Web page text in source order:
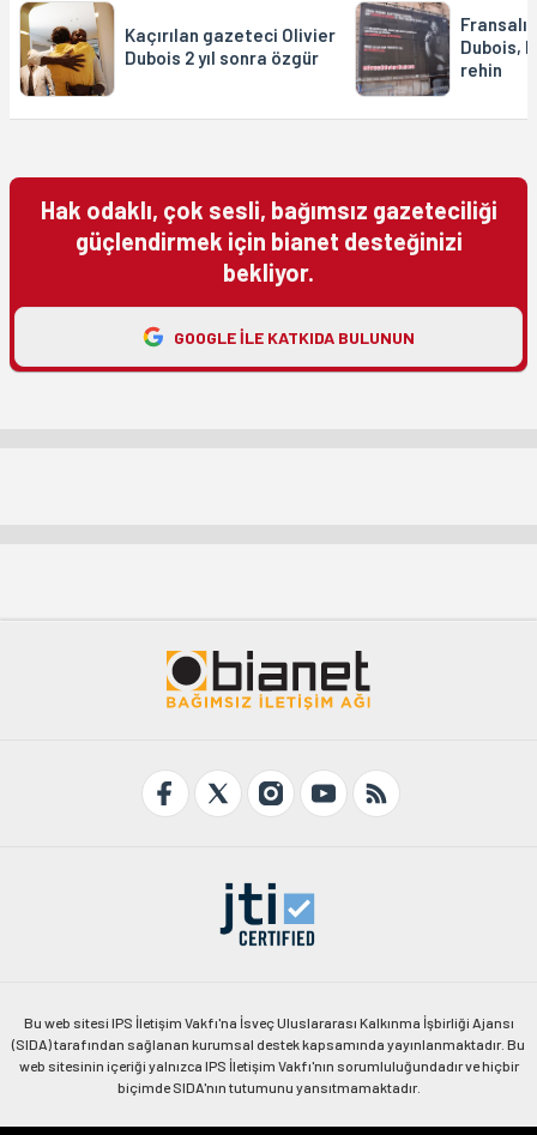
Kaçırılan gazeteci Olivier
Dubois 2 yıl sonra özgür
Dubois,
rehin
Hak odaklı, çok sesli, bağımsız gazeteciliği
güçlendirmek için bianet desteğinizi
bekliyor.
GOOGLE ILE KATKIDA BULUNUN
Bu web sitesi IPS İletişim Vakfı'na İsveç Uluslararası Kalkınma İşbirliği Ajansı
(SIDA) tarafından sağlanan kurumsal destek kapsamında yayınlanmaktadır. Bu
web sitesinin içeriği yalnızca IPS İletişim Vakfı'nın sorumluluğundadır ve hiçbir
biçimde SIDA'nın tutumunu yansıtmamaktadır.